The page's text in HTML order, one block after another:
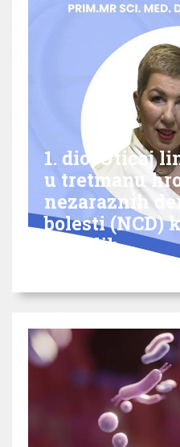
1. dio: Uticaj
u tretmanu
nezaraznih
bolesti (NCD)
odraslih